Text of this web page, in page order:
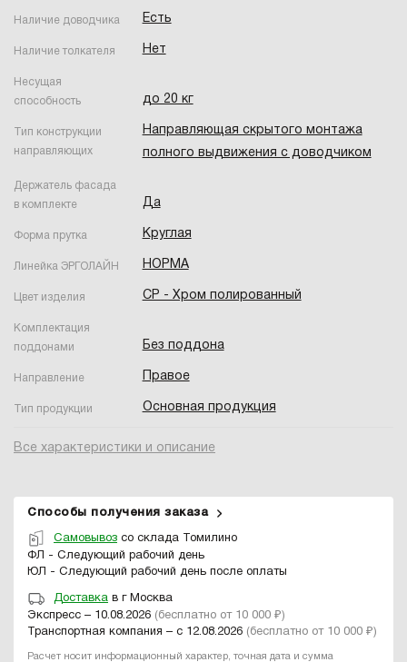
Наличие доводчика Есть
Наличие толкателя Нет
Несущая
способность
до 20 кг
Тип конструкции
направляющих
Направляющая скрытого монтажа
полного выдвижения с доводчиком
Держатель фасада
в комплекте
Да
Форма прутка Круглая
Линейка ЭРГОЛАЙН НОРМА
Цвет изделия CP - Хром полированный
Комплектация
поддонами
Без поддона
Направление Правое
Тип продукции Основная продукция
Все характеристики и описание
Способы получения заказа
Самовывоз со склада Томилино
ФЛ - Следующий рабочий день
ЮЛ - Следующий рабочий день после оплаты
Доставка в г Москва
Экспресс – 10.08.2026 (бесплатно от 10 000 ₽)
Транспортная компания – с 12.08.2026 (бесплатно от 10 000 ₽)
Расчет носит информационный характер, точная дата и сумма